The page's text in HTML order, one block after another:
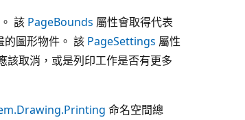
該 PageBounds 屬性會取得代表
的圖形物件。 該 PageSettings 屬性
該取消，或是列印工作是否有更多
命名空間總